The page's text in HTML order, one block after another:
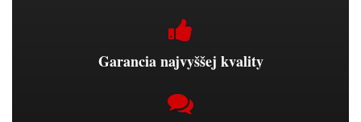
Garancia najvyššej kvality